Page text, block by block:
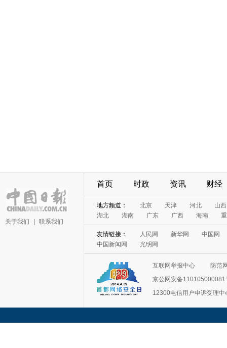
关于我们 联系我们
首页 时政 资讯 财经
地方频道： 北京 天津 河北
山西
湖北
湖南 广东 广西 海南
友情链接： 人民网 新华网
中国网
中国新闻网
光明网
互联网举报中心
防范
京公网安备110105000081
12300电信用户申诉受理中